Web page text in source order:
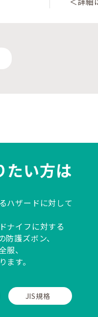
たい方は
ハザードに対して
ナイフに対する
護ズボン、
、
す。
JIS規格